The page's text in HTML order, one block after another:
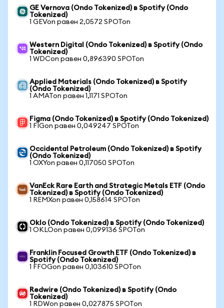
GE Vernova (Ondo Tokenized) в Spotify (Ondo
Tokenized)
1 GEVon равен 2,0572 SPOTon
Western Digital (Ondo Tokenized) в Spotify (Ondo
Tokenized)
1 WDCon равен 0,896390 SPOTon
Applied Materials (Ondo Tokenized) в Spotify
(Ondo Tokenized)
1 AMATon равен 1,1171 SPOTon
Figma (Ondo Tokenized) в Spotify (Ondo Tokenized)
1 FIGon равен 0,049247 SPOTon
Occidental Petroleum (Ondo Tokenized) в Spotify
(Ondo Tokenized)
1 OXYon равен 0,117050 SPOTon
VanEck Rare Earth and Strategic Metals ETF (Ondo
Tokenized) в Spotify (Ondo Tokenized)
1 REMXon равен 0,158614 SPOTon
Oklo (Ondo Tokenized) в Spotify (Ondo Tokenized)
1 OKLOon равен 0,099136 SPOTon
Franklin Focused Growth ETF (Ondo Tokenized) в
Spotify (Ondo Tokenized)
1 FFOGon равен 0,103610 SPOTon
Redwire (Ondo Tokenized) в Spotify (Ondo
Tokenized)
1 RDWon равен 0,027875 SPOTon